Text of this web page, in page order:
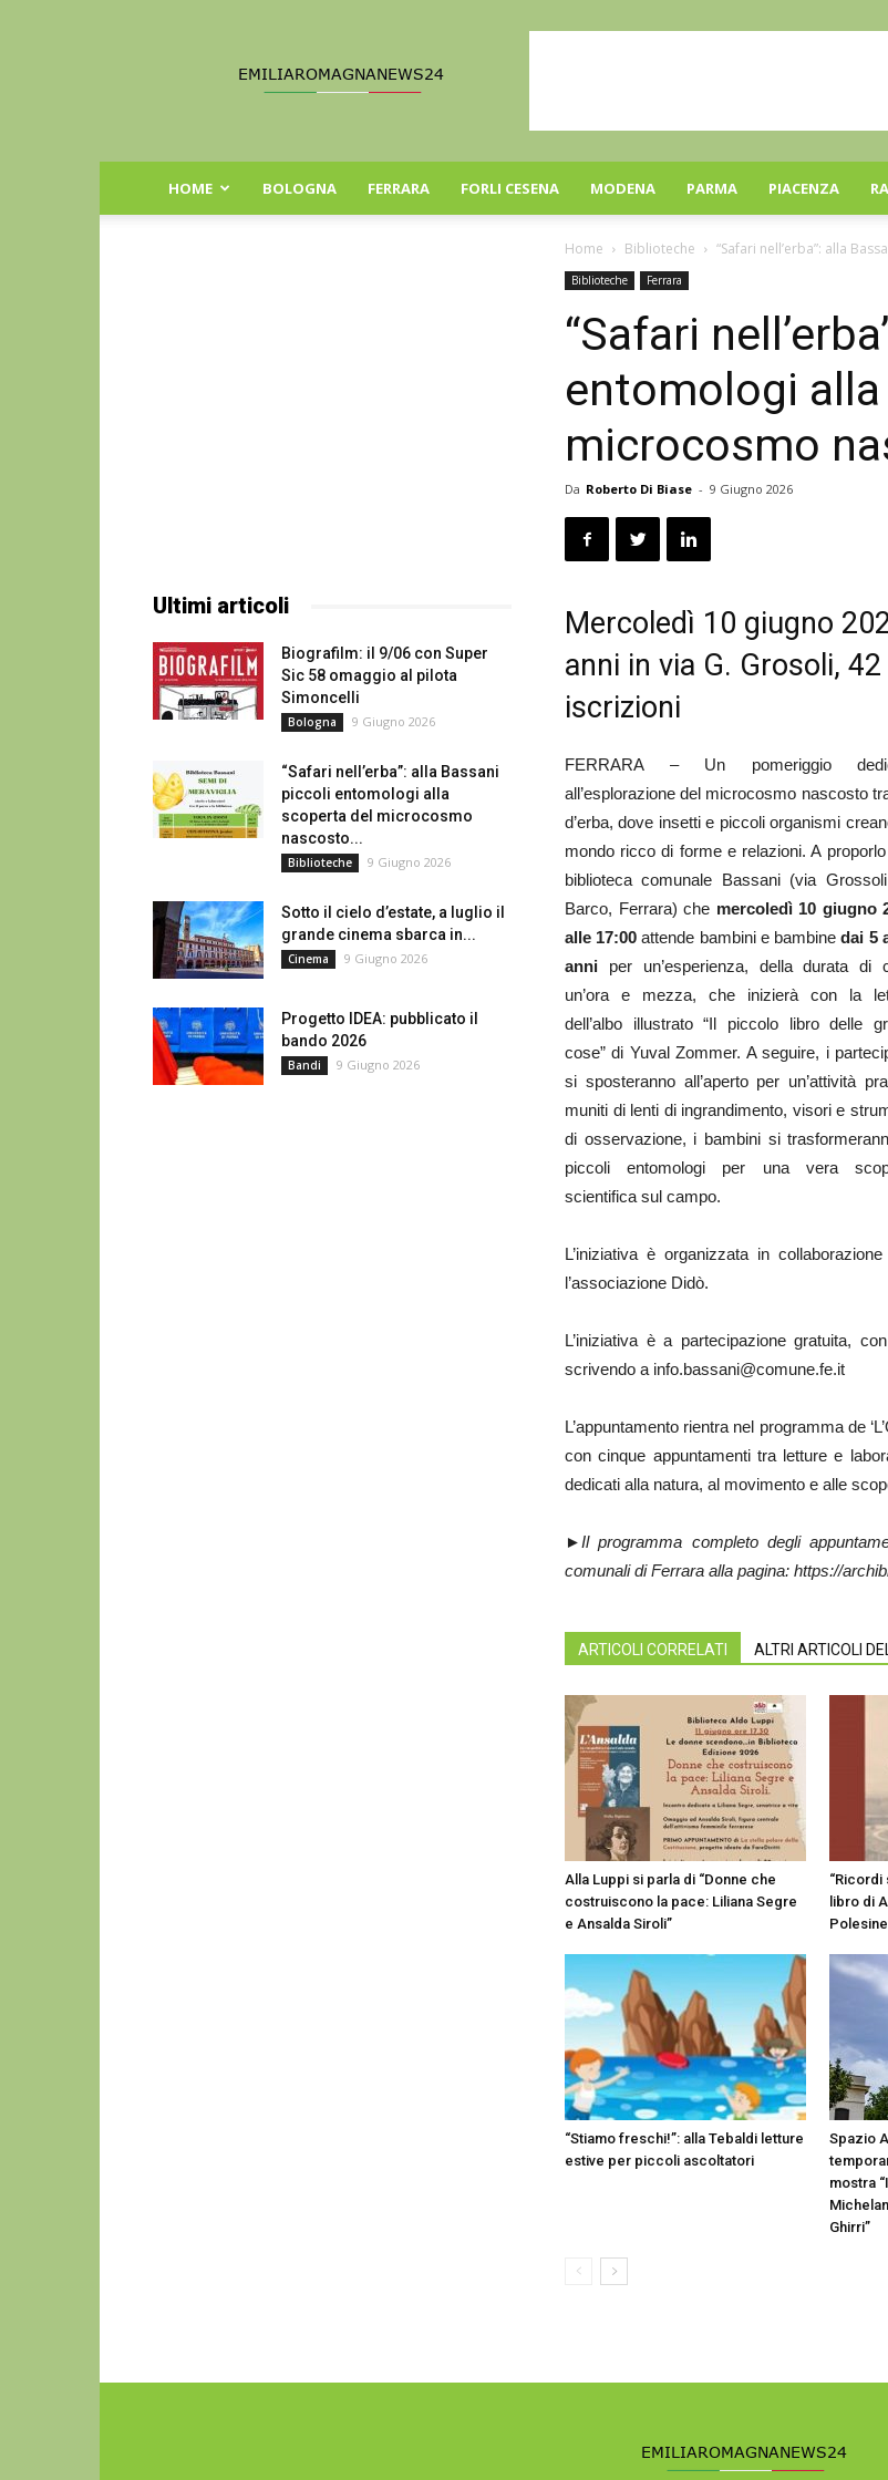
Romagna
HOME BOLOGNA FERRARA FORLI CESENA MODENA PARMA PIACENZA
Home Biblioteche “Safari nell’erba”: alla
Biblioteche Ferrara
“Safari
entomologi alla
microcosmo
Da Roberto Di Biase - 9 Giugno 2026
Mercoledì 10 giugno
anni in via G. Grosoli,
iscrizioni
FERRARA – Un pomeriggio
all’esplorazione del microcosmo nascosto
d’erba, dove insetti e piccoli organismi
mondo ricco di forme e relazioni. A
biblioteca comunale Bassani (via
Barco, Ferrara) che mercoledì 10 giugno
alle 17:00 attende bambini e bambinedai 5
anni per un’esperienza, della durata di
un’ora e mezza, che inizierà con la
dell’albo illustrato “Il piccolo libro delle
cose” di Yuval Zommer. A seguire, i
si sposteranno all’aperto per un’attività
muniti di lenti di ingrandimento, visori e
di osservazione, i bambini si
piccoli entomologi per una vera
scientifica sul campo.
L’iniziativa è organizzata in
l’associazione Didò.
L’iniziativa è a partecipazione gratuita, con
scrivendo a info.bassani@comune.fe.it
L’appuntamento rientra nel programma de
con cinque appuntamenti tra letture e
dedicati alla natura, al movimento e alle
►Il programma completo degli
comunali di Ferrara alla pagina: https://
ARTICOLI CORRELATI ALTRI ARTICOLI
Alla Luppi si parla di “Donne che
costruiscono la pace: Liliana Segre
e Ansalda Siroli”
“Ricordi
libro di
“Stiamo freschi!”: alla Tebaldi letture
estive per piccoli ascoltatori
Spazio
mostra
Ghirri”
Ultimi articoli
Biografilm: il 9/06 con Super
Sic 58 omaggio al pilota
Simoncelli
Bologna 9 Giugno 2026
“Safari nell’erba”: alla Bassani
piccoli entomologi alla
scoperta del microcosmo
nascosto...
Biblioteche 9 Giugno 2026
Sotto il cielo d’estate, a luglio il
grande cinema sbarca in...
Cinema 9 Giugno 2026
Progetto IDEA: pubblicato il
bando 2026
Bandi 9 Giugno 2026